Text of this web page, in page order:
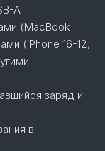
A
(MacBook
(iPhone 16-12,
заряд и
в